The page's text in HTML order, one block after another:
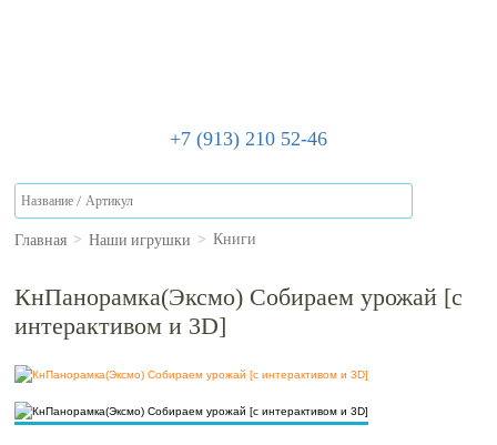
+7 (913) 210 52-46
Главная > Наши игрушки > Книги
КнПанорамка(Эксмо) Собираем урожай [с
интерактивом и 3D]